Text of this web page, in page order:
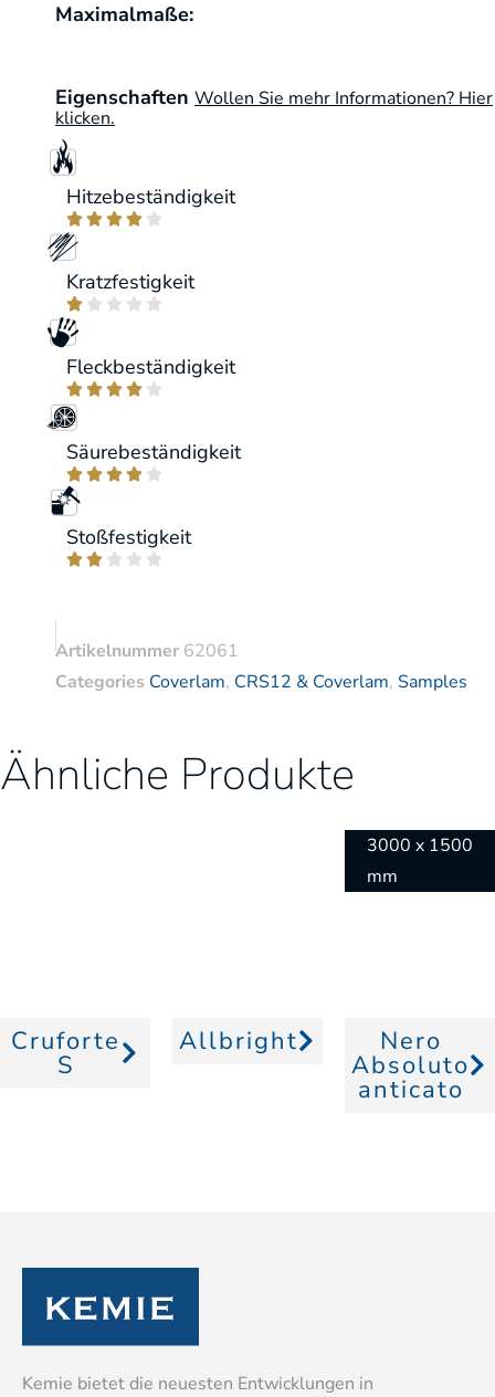
Maximalmaße:
Eigenschaften Wollen Sie mehr Informationen? Hier
klicken.
Hitzebeständigkeit
    
Kratzfestigkeit
    
Fleckbeständigkeit
    
Säurebeständigkeit
    
Stoßfestigkeit
    
Artikelnummer 62061
Categories Coverlam, CRS12 & Coverlam, Samples
Ähnliche Produkte
Cruforte
S
Allbright
3000 x 1500
mm
Nero
Absoluto
anticato
Kemie bietet die neuesten Entwicklungen in